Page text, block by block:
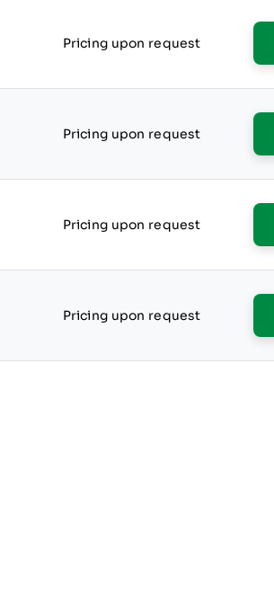
Pricing upon request
Pricing upon request
Pricing upon request
Pricing upon request